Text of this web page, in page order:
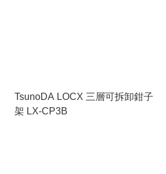
TsunoDA LOCX 三層可拆卸鉗子
架 LX-CP3B